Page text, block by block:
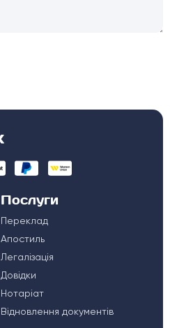
Послуги
Переклад
Апостиль
Легалізація
Довідки
Нотаріат
Відновлення документів